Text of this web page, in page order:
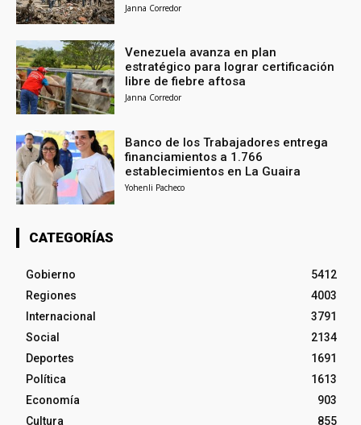
Janna Corredor
Venezuela avanza en plan
estratégico para lograr certificación
libre de fiebre aftosa
Janna Corredor
Banco de los Trabajadores entrega
financiamientos a 1.766
establecimientos en La Guaira
Yohenli Pacheco
CATEGORÍAS
Gobierno
5412
Regiones
4003
Internacional
3791
Social
2134
Deportes
1691
Política
1613
Economía
903
Cultura
855